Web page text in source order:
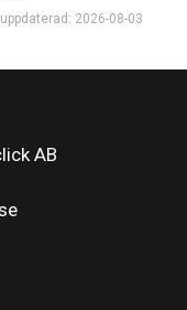
2026-08-03
AB